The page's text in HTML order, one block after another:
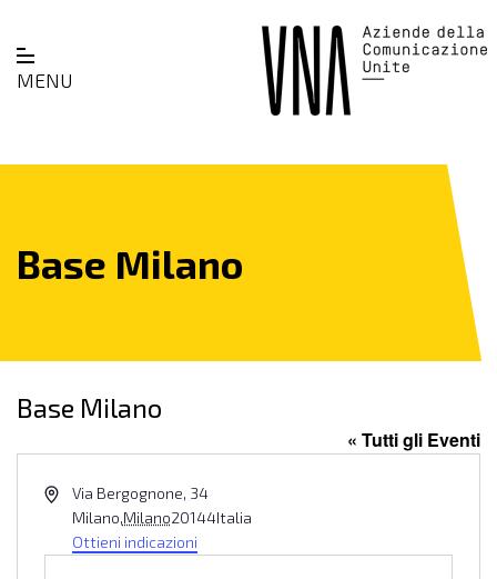
MENU
Base Milano
Base Milano
« Tutti gli Eventi
IndirizzoVia Bergognone, 34
Milano,Milano20144Italia
Ottieni indicazioni